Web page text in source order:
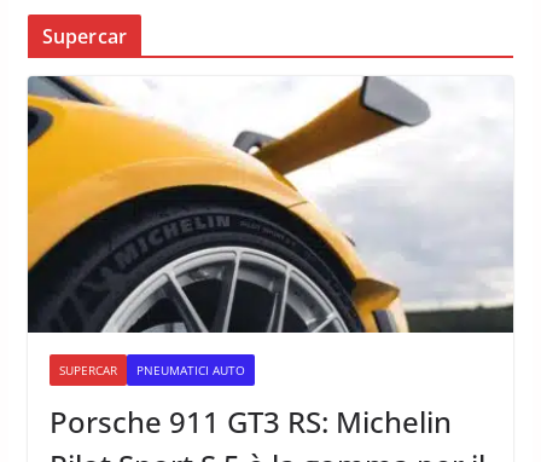
Supercar
SUPERCAR PNEUMATICI AUTO
Porsche 911 GT3 RS: Michelin